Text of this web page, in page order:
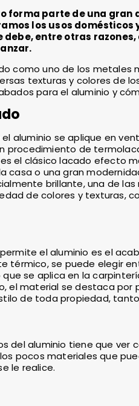
forma parte de una
los usos
debe, entre otras
como uno de los
texturas y colores de
para el aluminio y
aluminio se aplique en
procedimiento de
el clásico lacado efecto
casa o una gran
brillante, una de
de colores y texturas,
el aluminio es el
térmico, se puede elegir
se aplica en la
el material se destaca
de toda propiedad,
del aluminio tiene que ver
pocos materiales que
le realice.